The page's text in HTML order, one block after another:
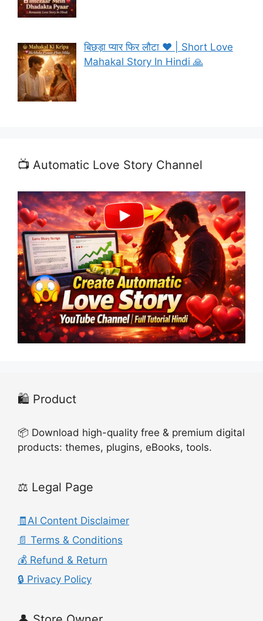
बिछड़ा प्यार फिर लौटा ❤️ | Short Love
Mahakal Story In Hindi 🙏
📺 Automatic Love Story Channel
🛍️ Product
📦 Download high-quality free & premium digital
products: themes, plugins, eBooks, tools.
⚖️ Legal Page
🧾AI Content Disclaimer
📄 Terms & Conditions
💰 Refund & Return
🔒 Privacy Policy